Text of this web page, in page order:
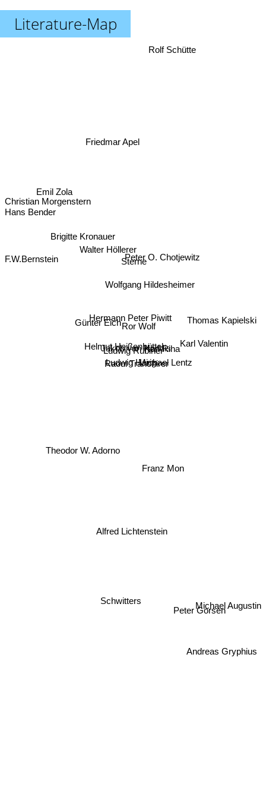
Literature-Map
Ludwig Rubiner
Alfred Lichtenstein
Jakob van Hoddis
Hermann Peter Piwitt
Raoul Tranchirer
Ludwig Harig
Ror Wolf
Helmut Heißenbüttel
Michael Lentz
Wolfgang Hildesheimer
Sterne
Walter Höllerer
Günter Eich
Franz Mon
Karl Riha
Friedmar Apel
Brigitte Kronauer
Christian Morgenstern
Schwitters
Theodor W. Adorno
Thomas Kapielski
Peter O. Chotjewitz
Karl Valentin
F.W.Bernstein
Emil Zola
Andreas Gryphius
Michael Augustin
Rolf Schütte
Hans Bender